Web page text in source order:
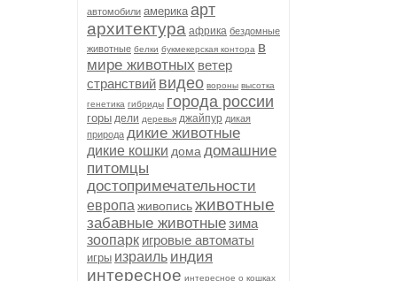
автомобили америка арт
архитектура африка бездомные
животные белки букмекерская контора в
мире животных ветер
странствий видео вороны высотка
генетика гибриды города россии
горы дели деревья джайпур дикая
природа дикие животные
дикие кошки дома домашние
питомцы
достопримечательности
европа живописьживотные
забавные животныезима
зоопарк игровые автоматы
игры израиль индия
интересное интересное о кошках